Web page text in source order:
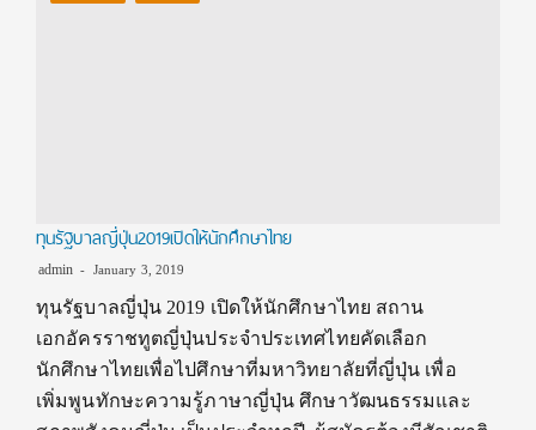
ทุนรัฐบาลญี่ปุ่น2019เปิดให้นักศึกษาไทย
admin January 3, 2019
ทุนรัฐบาลญี่ปุ่น 2019 เปิดให้นักศึกษาไทย สถาน
เอกอัครราชทูตญี่ปุ่นประจำประเทศไทยคัดเลือก
นักศึกษาไทยเพื่อไปศึกษาที่มหาวิทยาลัยที่ญี่ปุ่น เพื่อ
เพิ่มพูนทักษะความรู้ภาษาญี่ปุ่น ศึกษาวัฒนธรรมและ